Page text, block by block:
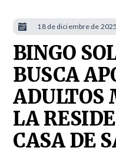
BINGO
BUSCA
ADULTOS
LA
CASA DE
18 de diciembre de 2025